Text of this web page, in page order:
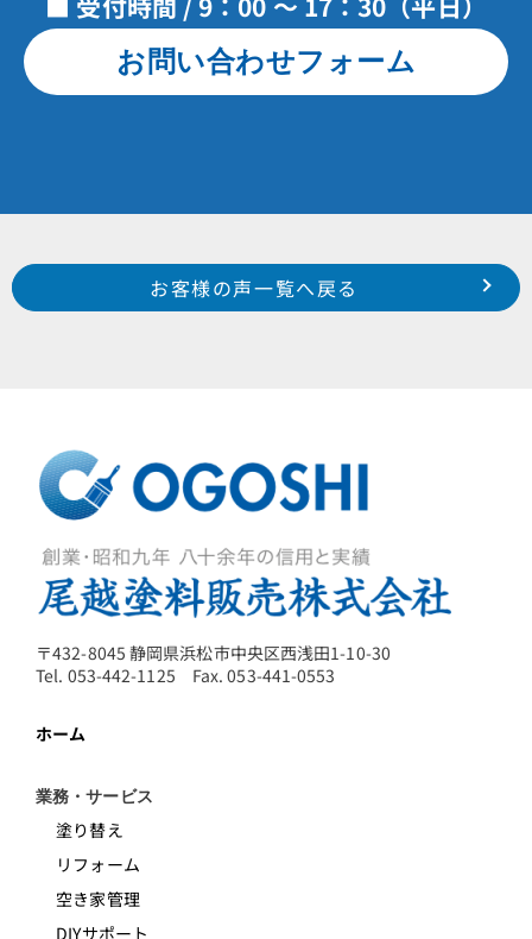
お問い合わせフォーム
Prev
南区 白羽町 H 様
東区 中野町 N 様
お客様の声一覧へ戻る
〒432-8045 静岡県浜松市中央区西浅田1-10-30
Tel. 053-442-1125 Fax. 053-441-0553
ホーム
業務・サービス
塗り替え
リフォーム
空き家管理
DIYサポート